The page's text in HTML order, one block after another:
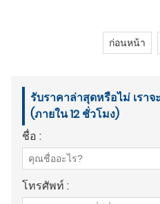
ก่อนหน้า
รับราคาล่าสุดหรือไม่ เรา
(ภายใน 12 ชั่วโมง)
ชื่อ :
โทรศัพท์ :